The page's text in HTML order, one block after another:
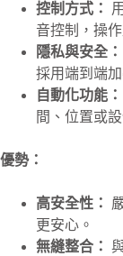
控制方式：
音控制，操
隱私與安全：
採用端到端
自動化功能：
間、位置或
優勢：
高安全性：
更安心。
無縫整合：